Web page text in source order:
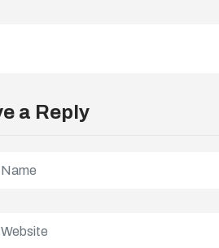
a Reply